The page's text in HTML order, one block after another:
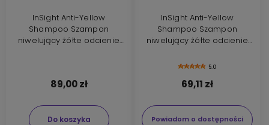
InSight Anti-Yellow
Shampoo Szampon
niwelujący żółte odcienie
89,00 zł
Do koszyka
InSight Anti-Yellow
Shampoo Szampon
niwelujący żółte odcienie
5.0
69,11 zł
Powiadom o dostępności